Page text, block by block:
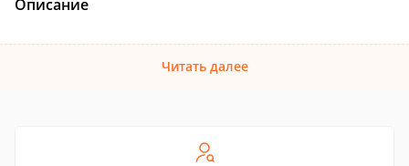
Описание
Читать далее